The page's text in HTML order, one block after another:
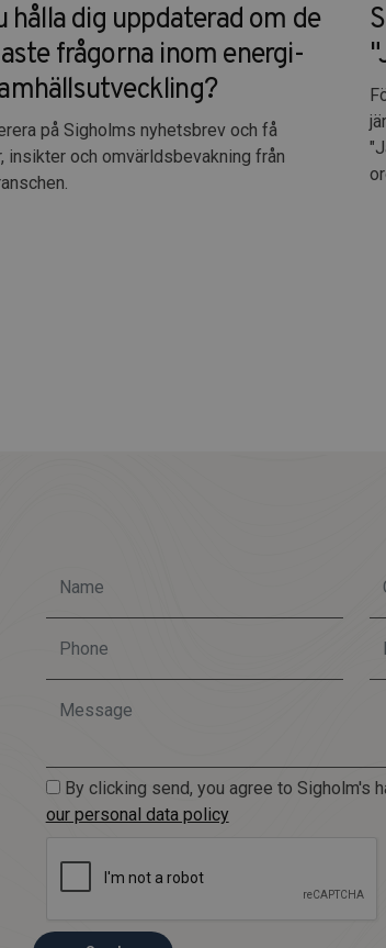
hålla dig uppdaterad om de
frågorna inom energi-
på Sigholms nyhetsbrev och få
insikter och omvärldsbevakning från
By clicking send, you agree to Sigholm's
our personal data policy